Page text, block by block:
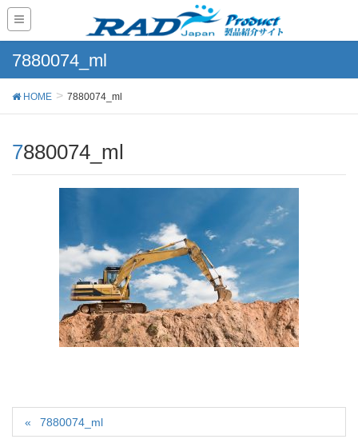
7880074_ml
HOME 7880074_ml
7880074_ml
7880074_ml